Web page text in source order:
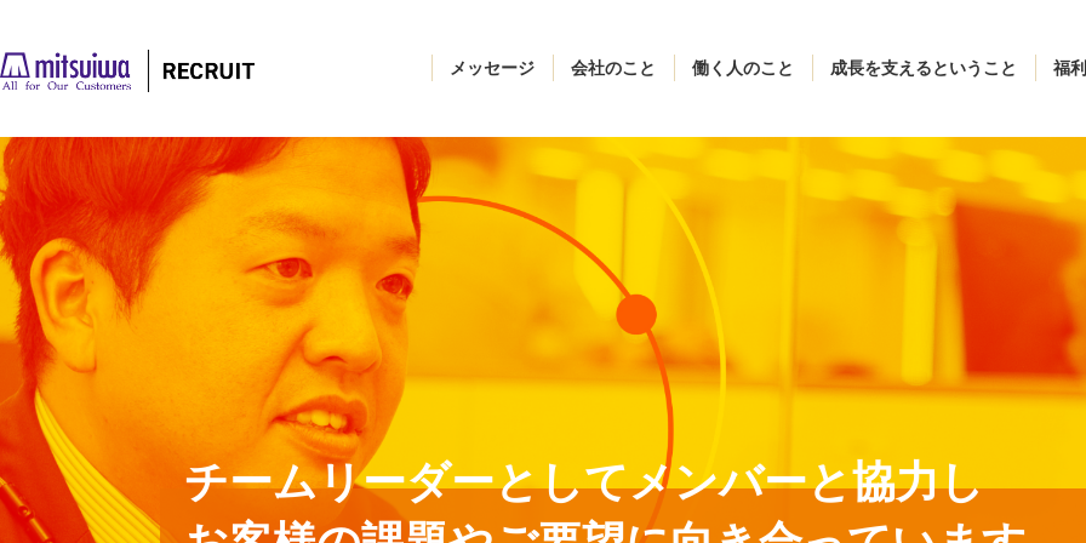
メッセージ 会社のこと 働く人のこと 成長を支えるということ 福
チームリーダーとしてメンバーと協⼒し